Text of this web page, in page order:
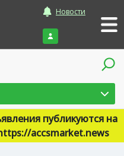
Новости
Войти
публикуются на
accsmarket.news